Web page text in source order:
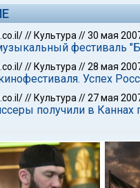
// Культура //30 мая
фестиваль
// Культура //28 мая
Успех
// Культура //27 мая
получили в